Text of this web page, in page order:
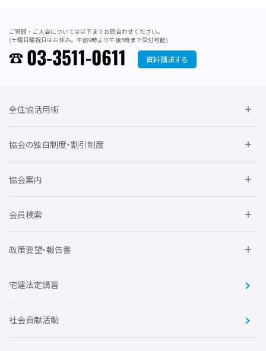
ご質問・ご入会については以下までお問合わせください。
(土曜日曜祝日はお休み。午前9時より午後5時まで受付可能)
03-3511-0611 資料請求する
全住協活用術
委員会に参加しよう
要望活動に参加しよう
協会の独自制度・割引制度
住宅瑕疵担保責任保険割引制度
全住協NET
不動産後見アドバイザー資格講習
会
全住協ビジネスショップ
協会案内
運営組織
トライアル会員制度
会員検索
企業会員
賛助会員
政策要望・報告書
住宅・土地税制改正要望
優良事業表彰
宅建法定講習
社会貢献活動